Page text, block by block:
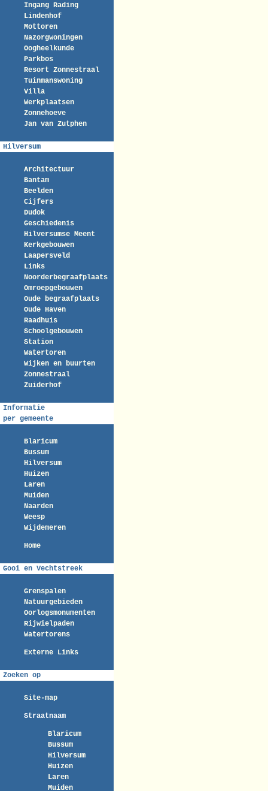
Ingang Rading
Lindenhof
Mottoren
Nazorgwoningen
Oogheelkunde
Parkbos
Resort Zonnestraal
Tuinmanswoning
Villa
Werkplaatsen
Zonnehoeve
Jan van Zutphen
Hilversum
Architectuur
Bantam
Beelden
Cijfers
Dudok
Geschiedenis
Hilversumse Meent
Kerkgebouwen
Laapersveld
Links
Noorderbegraafplaats
Omroepgebouwen
Oude begraafplaats
Oude Haven
Raadhuis
Schoolgebouwen
Station
Watertoren
Wijken en buurten
Zonnestraal
Zuiderhof
Informatie
per gemeente
Blaricum
Bussum
Hilversum
Huizen
Laren
Muiden
Naarden
Weesp
Wijdemeren
Home
Gooi en Vechtstreek
Grenspalen
Natuurgebieden
Oorlogsmonumenten
Rijwielpaden
Watertorens
Externe Links
Zoeken op
Site-map
Straatnaam
Blaricum
Bussum
Hilversum
Huizen
Laren
Muiden